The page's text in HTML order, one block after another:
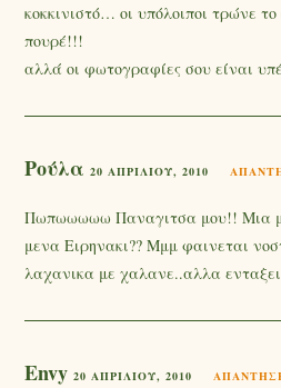
κοκκινιστό… οι υπόλοιποι τρώνε το
πουρέ!!!
αλλά οι φωτογραφίες σου είναι
Ρούλα 20 ΑΠΡΙΛΊΟΥ, 2010
Πωπωωωωω Παναγιτσα μου!! Μια
μενα Ειρηνακι?? Μμμ φαινεται
λαχανικα με χαλανε..αλλα
Envy 20 ΑΠΡΙΛΊΟΥ, 2010